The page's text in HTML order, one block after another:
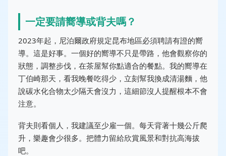
一定要請嚮導或背夫嗎？
2023年起，尼泊爾政府規定昆布地區必須聘請有證的嚮
導。這是好事。一個好的嚮導不只是帶路，他會觀察你的
狀態，調整步伐，在茶屋幫你點適合的餐點。我的嚮導在
丁伯崎那天，看我晚餐吃得少，立刻幫我換成清湯麵，他
說碳水化合物太少隔天會沒力，這細節沒人提醒根本不會
注意。
背夫則看個人，我建議至少雇一個。每天背著十幾公斤爬
升，樂趣會少很多。把體力留給欣賞風景和對抗高海拔
吧。